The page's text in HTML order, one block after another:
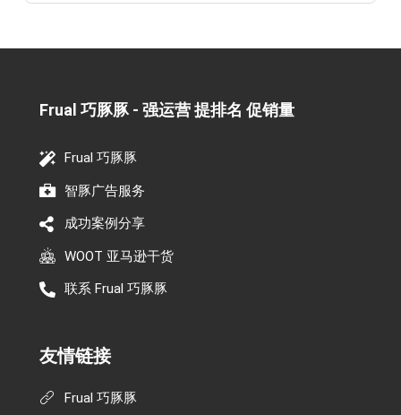
Frual 巧豚豚 - 强运营 提排名 促销量​
Frual 巧豚豚
智豚广告服务
成功案例分享
WOOT 亚马逊干货
联系 Frual 巧豚豚
友情链接
Frual 巧豚豚